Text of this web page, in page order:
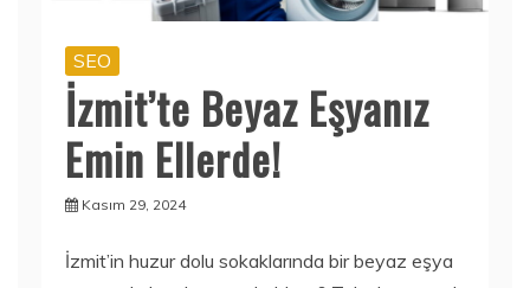
SEO
İzmit’te Beyaz Eşyanız
Emin Ellerde!
Kasım 29, 2024
İzmit’in huzur dolu sokaklarında bir beyaz eşya